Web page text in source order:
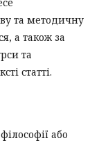
та методичну
а також за
та
статті.
або